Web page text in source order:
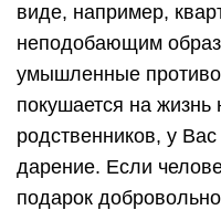
виде, например,
неподобающим
умышленные
покушается на
родственников, у
дарение. Если
подарок